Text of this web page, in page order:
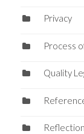
Privacy
Process
Quality